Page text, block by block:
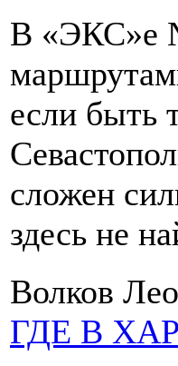
В «ЭКС»е
если быть
сложен
здесь не
Волков
ГДЕ В